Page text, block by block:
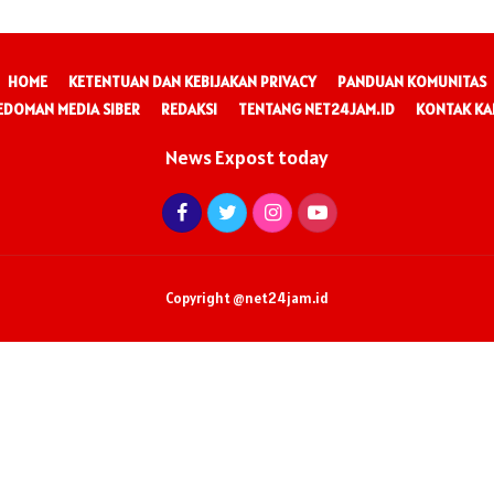
HOME KETENTUAN DAN KEBIJAKAN PRIVACY
PANDUAN KOMUNITAS
MEDIA SIBER
REDAKSI TENTANG NET24JAM.ID KONTAK
News Expost today
Copyright @net24jam.id